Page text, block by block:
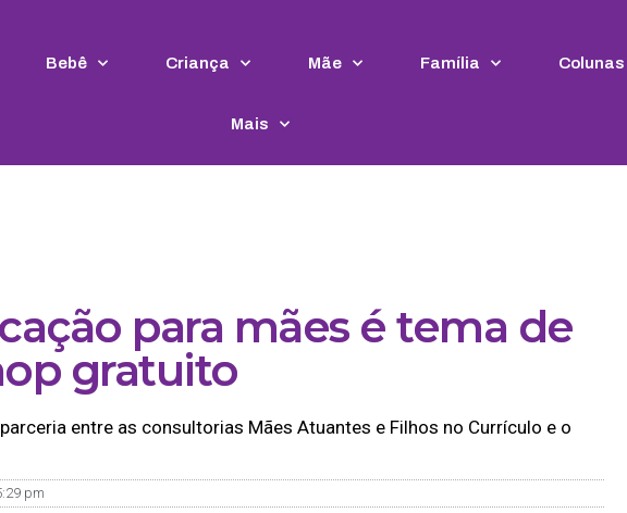
Bebê Criança Mãe Família Colunas
Mais
para mães é tema de
gratuito
entre as consultorias Mães Atuantes e Filhos no Currículo e o
pm